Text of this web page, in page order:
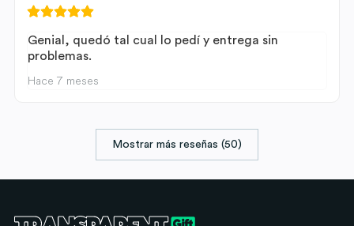
Genial, quedó tal cual lo pedí y entrega sin
problemas.
Hace 7 meses
Mostrar más reseñas (50)